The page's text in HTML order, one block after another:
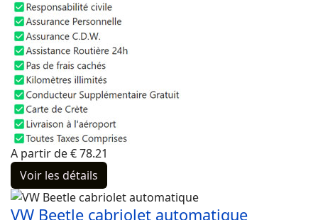
A partir de€78.21
Voir les détails
VW Beetle cabriolet automatique